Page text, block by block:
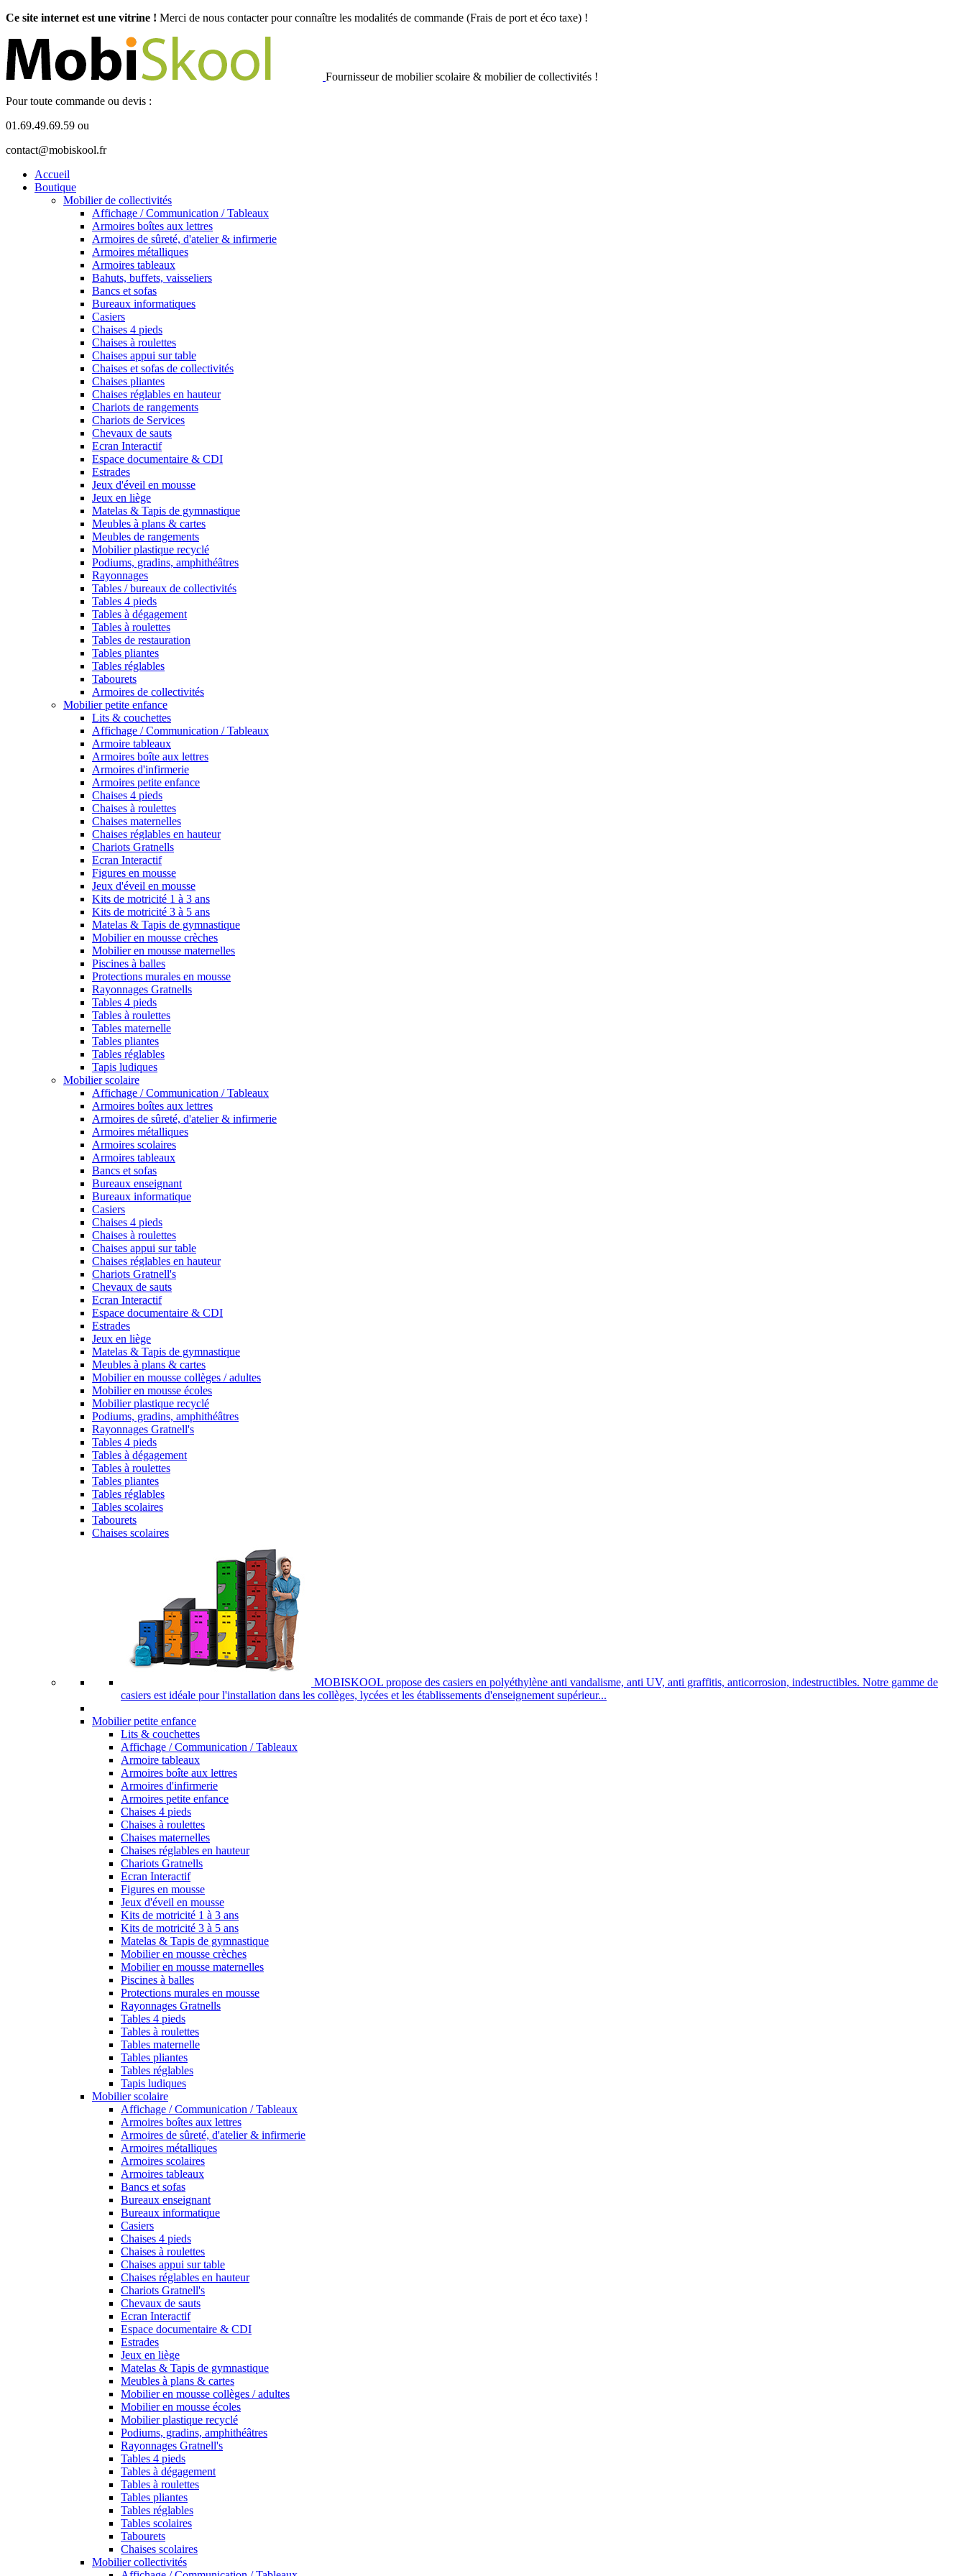
Ce site internet est une vitrine ! Merci de nous contacter pour connaître les modalités de commande (Frais de port et éco taxe) !
Fournisseur de mobilier scolaire & mobilier de collectivités !
Pour toute commande ou devis :
01.69.49.69.59 ou
contact@mobiskool.fr
Accueil
Boutique
Mobilier de collectivités
Affichage / Communication / Tableaux
Armoires boîtes aux lettres
Armoires de sûreté, d'atelier & infirmerie
Armoires métalliques
Armoires tableaux
Bahuts, buffets, vaisseliers
Bancs et sofas
Bureaux informatiques
Casiers
Chaises 4 pieds
Chaises à roulettes
Chaises appui sur table
Chaises et sofas de collectivités
Chaises pliantes
Chaises réglables en hauteur
Chariots de rangements
Chariots de Services
Chevaux de sauts
Ecran Interactif
Espace documentaire & CDI
Estrades
Jeux d'éveil en mousse
Jeux en liège
Matelas & Tapis de gymnastique
Meubles à plans & cartes
Meubles de rangements
Mobilier plastique recyclé
Podiums, gradins, amphithéâtres
Rayonnages
Tables / bureaux de collectivités
Tables 4 pieds
Tables à dégagement
Tables à roulettes
Tables de restauration
Tables pliantes
Tables réglables
Tabourets
Armoires de collectivités
Mobilier petite enfance
Lits & couchettes
Affichage / Communication / Tableaux
Armoire tableaux
Armoires boîte aux lettres
Armoires d'infirmerie
Armoires petite enfance
Chaises 4 pieds
Chaises à roulettes
Chaises maternelles
Chaises réglables en hauteur
Chariots Gratnells
Ecran Interactif
Figures en mousse
Jeux d'éveil en mousse
Kits de motricité 1 à 3 ans
Kits de motricité 3 à 5 ans
Matelas & Tapis de gymnastique
Mobilier en mousse crèches
Mobilier en mousse maternelles
Piscines à balles
Protections murales en mousse
Rayonnages Gratnells
Tables 4 pieds
Tables à roulettes
Tables maternelle
Tables pliantes
Tables réglables
Tapis ludiques
Mobilier scolaire
Affichage / Communication / Tableaux
Armoires boîtes aux lettres
Armoires de sûreté, d'atelier & infirmerie
Armoires métalliques
Armoires scolaires
Armoires tableaux
Bancs et sofas
Bureaux enseignant
Bureaux informatique
Casiers
Chaises 4 pieds
Chaises à roulettes
Chaises appui sur table
Chaises réglables en hauteur
Chariots Gratnell's
Chevaux de sauts
Ecran Interactif
Espace documentaire & CDI
Estrades
Jeux en liège
Matelas & Tapis de gymnastique
Meubles à plans & cartes
Mobilier en mousse collèges / adultes
Mobilier en mousse écoles
Mobilier plastique recyclé
Podiums, gradins, amphithéâtres
Rayonnages Gratnell's
Tables 4 pieds
Tables à dégagement
Tables à roulettes
Tables pliantes
Tables réglables
Tables scolaires
Tabourets
Chaises scolaires
MOBISKOOL propose des casiers en polyéthylène anti vandalisme, anti UV, anti graffitis, anticorrosion, indestructibles. Notre gamme de
casiers est idéale pour l'installation dans les collèges, lycées et les établissements d'enseignement supérieur...
Mobilier petite enfance
Lits & couchettes
Affichage / Communication / Tableaux
Armoire tableaux
Armoires boîte aux lettres
Armoires d'infirmerie
Armoires petite enfance
Chaises 4 pieds
Chaises à roulettes
Chaises maternelles
Chaises réglables en hauteur
Chariots Gratnells
Ecran Interactif
Figures en mousse
Jeux d'éveil en mousse
Kits de motricité 1 à 3 ans
Kits de motricité 3 à 5 ans
Matelas & Tapis de gymnastique
Mobilier en mousse crèches
Mobilier en mousse maternelles
Piscines à balles
Protections murales en mousse
Rayonnages Gratnells
Tables 4 pieds
Tables à roulettes
Tables maternelle
Tables pliantes
Tables réglables
Tapis ludiques
Mobilier scolaire
Affichage / Communication / Tableaux
Armoires boîtes aux lettres
Armoires de sûreté, d'atelier & infirmerie
Armoires métalliques
Armoires scolaires
Armoires tableaux
Bancs et sofas
Bureaux enseignant
Bureaux informatique
Casiers
Chaises 4 pieds
Chaises à roulettes
Chaises appui sur table
Chaises réglables en hauteur
Chariots Gratnell's
Chevaux de sauts
Ecran Interactif
Espace documentaire & CDI
Estrades
Jeux en liège
Matelas & Tapis de gymnastique
Meubles à plans & cartes
Mobilier en mousse collèges / adultes
Mobilier en mousse écoles
Mobilier plastique recyclé
Podiums, gradins, amphithéâtres
Rayonnages Gratnell's
Tables 4 pieds
Tables à dégagement
Tables à roulettes
Tables pliantes
Tables réglables
Tables scolaires
Tabourets
Chaises scolaires
Mobilier collectivités